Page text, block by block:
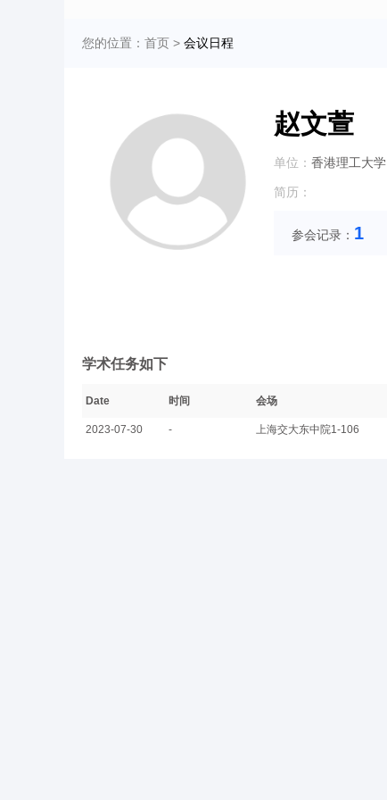
您的位置： 首页 > 会议日程
赵文萱
单位： 香港理工大学
简历：
参会记录： 1
学术任务如下
Date 时间 会场
2023-07-30 - 上海交大东中院1-106